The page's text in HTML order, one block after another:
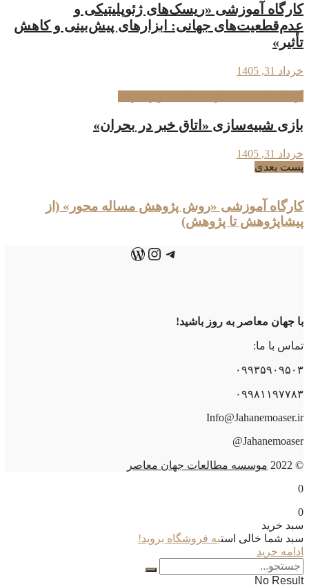
کارگاه آموزشی «ریسک‌های ژئوپلیتیکی و
عدم‌قطعیت‌های جهانی: ابزارهای پیش‌بینی و کاهش
تأثیر»
خرداد 31, 1405
بازی شبیه‌سازی «اتاق خبر در بحران»
خرداد 31, 1405
پست بعدی
کارگاه آموزشی «روش پژوهش مساله محور» (از
پیشاپژوهش تا پژوهش)
تلگرام
اینستاگرم
وردپرس
با جهان معاصر به روز باشید!
تماس با ما:
۰۹۹۳۵۹۰۹۵۰۳
۰۹۹۸۱۱۹۷۷۸۳
Info@Jahanemoaser.ir
Jahanemoaser@
© 2022
موسسه مطالعات جهان معاصر
0
0
سبد خرید
سبد شما خالی استبه فروشگاه بروید!
ادامه خرید
No Result